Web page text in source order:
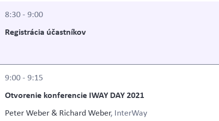
8:30 - 9:00
Registrácia účastníkov
9:00 - 9:15
Otvorenie konferencie IWAY DAY 2021
Peter Weber & Richard Weber, InterWay